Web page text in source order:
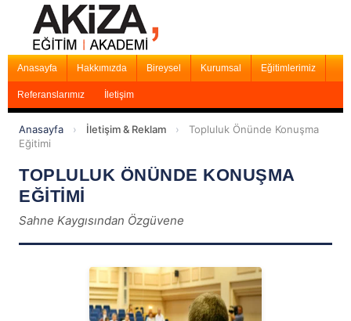
Anasayfa Hakkımızda Bireysel Kurumsal Eğitimlerimiz
Referanslarımız İletişim
Anasayfa › İletişim & Reklam ›
Topluluk Önünde Konuşma
Eğitimi
TOPLULUK ÖNÜNDE KONUŞMA
EĞİTİMİ
Sahne Kaygısından Özgüvene